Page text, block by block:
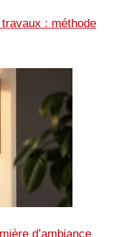
: méthode
d’ambiance